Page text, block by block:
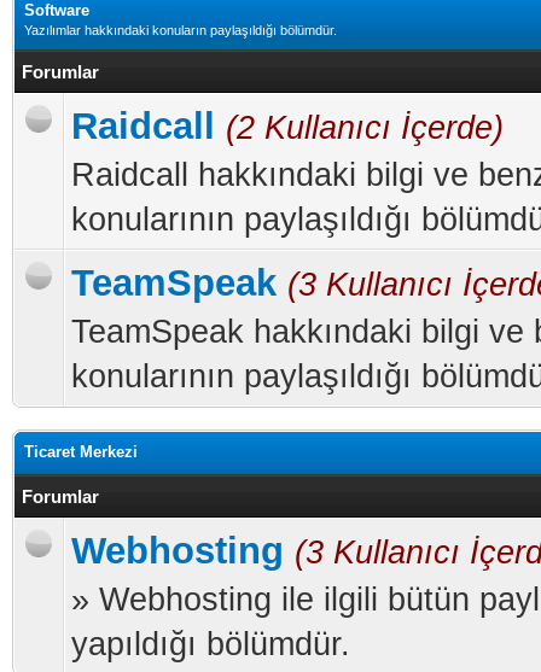
Software
Yazılımlar hakkındaki konuların paylaşıldığı bölümdür.
Forumlar
Raidcall
(2 Kullanıcı İçerde)
Raidcall hakkındaki bilgi ve
konularının paylaşıldığı
TeamSpeak (3 Kullanıcı
TeamSpeak hakkındaki bilgi ve
konularının paylaşıldığı
Ticaret Merkezi
Forumlar
Webhosting (3 Kullanıcı
» Webhosting ile ilgili bütün
yapıldığı bölümdür.